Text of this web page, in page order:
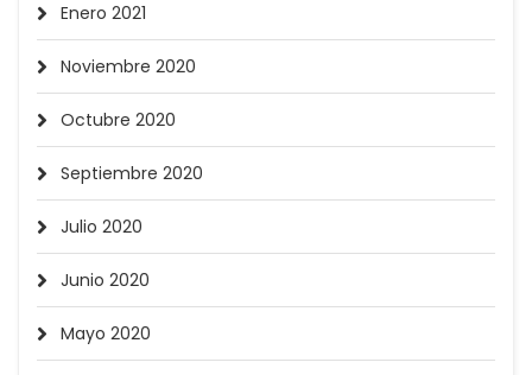
Enero 2021
Noviembre 2020
Octubre 2020
Septiembre 2020
Julio 2020
Junio 2020
Mayo 2020